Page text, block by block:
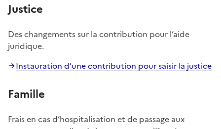
Justice
Des changements sur la contribution pour l’aide
juridique.
Instauration d’une contribution pour saisir la justice
Famille
Frais en cas d’hospitalisation et de passage aux